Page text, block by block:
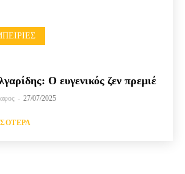
Ο ευγενικός ζεν πρεμιέ
- 27/07/2025